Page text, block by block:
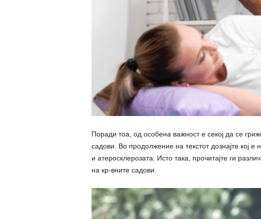
Поради тоа, од особена важност е секој да се
садови. Во продолжение на текстот дознајте кој е
и атеросклерозата. Исто така, прочитајте ги
на кр-вните садови.